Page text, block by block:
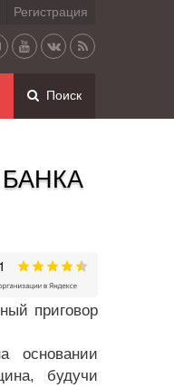
Регистрация
Поиск
приговор
основании
будучи